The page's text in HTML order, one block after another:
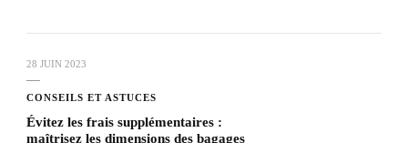
28 JUIN 2023
CONSEILS ET ASTUCES
Évitez les frais supplémentaires :
maîtrisez les dimensions des bagages